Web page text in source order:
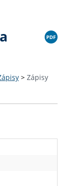
> Zápisy